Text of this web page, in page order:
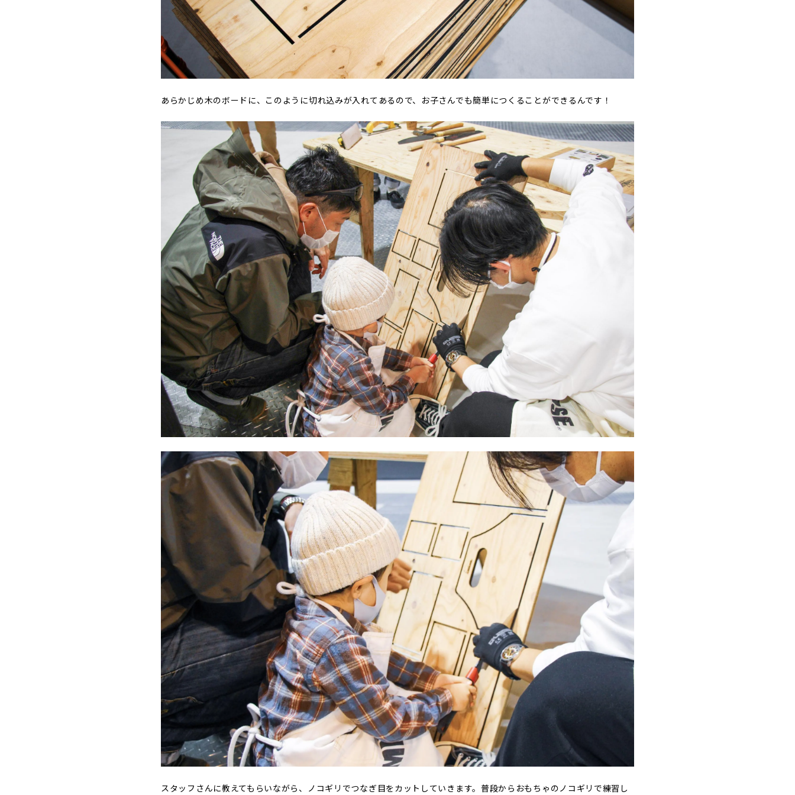
あらかじめ木のボードに、このように切れ込みが入れてあるので、お子さんでも簡単につくることができるんです！
スタッフさんに教えてもらいながら、ノコギリでつなぎ目をカットしていきます。普段からおもちゃのノコギリで練習し